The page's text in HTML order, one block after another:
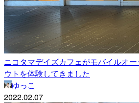
ニコタマデイズカフェがモバイルオ
ウトを体験してきました
ゆっこ
2022.02.07